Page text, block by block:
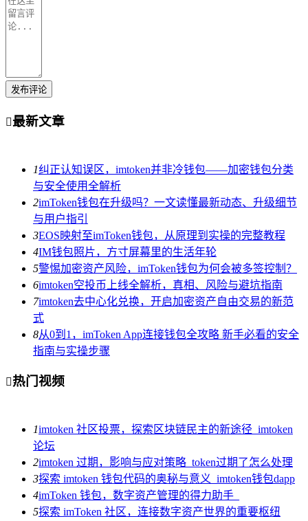
发布评论
最新文章
1纠正认知误区，imtoken并非冷钱包——加密钱包分类
与安全使用全解析
2imToken钱包在升级吗？一文读懂最新动态、升级细节
与用户指引
3EOS映射至imToken钱包，从原理到实操的完整教程
4IM钱包照片，方寸屏幕里的生活年轮
5警惕加密资产风险，imToken钱包为何会被多签控制？
6imtoken空投币上线全解析，真相、风险与避坑指南
7imtoken去中心化兑换，开启加密资产自由交易的新范
式
8从0到1，imToken App连接钱包全攻略 新手必看的安全
指南与实操步骤
热门视频
1imtoken 社区投票，探索区块链民主的新途径_imtoken
论坛
2imtoken 过期，影响与应对策略_token过期了怎么处理
3探索 imtoken 钱包代码的奥秘与意义_imtoken钱包dapp
4imToken 钱包，数字资产管理的得力助手_
5探索 imToken 社区，连接数字资产世界的重要枢纽